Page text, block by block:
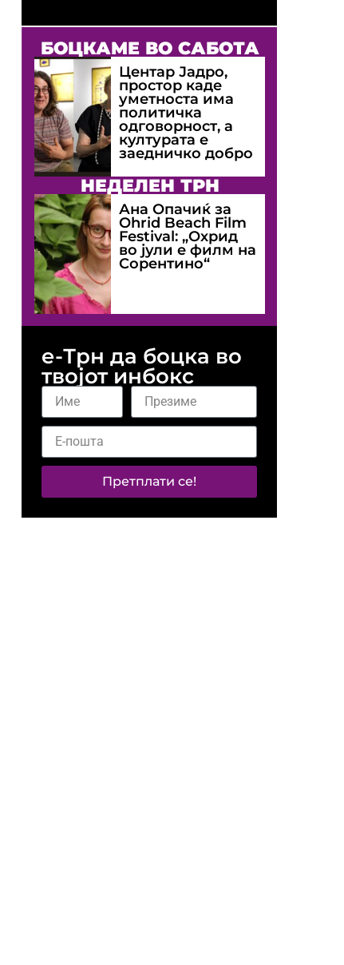
БОЦКАМЕ ВО САБОТА
Центар Јадро,
простор каде
уметноста има
политичка
одговорност, а
културата е
заедничко добро
НЕДЕЛЕН ТРН
Ана Опачиќ за
Оhrid Beach Film
Festival: „Охрид
во јули е филм на
Сорентино“
е-Трн да боцка во
твојот инбокс
Претплати се!